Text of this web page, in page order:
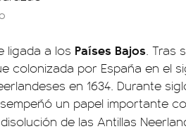
ligada a los Países Bajos. Tras
colonizada por España en el
en 1634. Durante
un papel importante
de las Antillas